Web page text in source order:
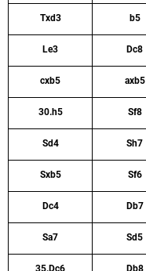
Txd3 b5
Le3 Dc8
cxb5 axb5
30.h5 Sf8
Sd4 Sh7
Sxb5 Sf6
Dc4 Db7
Sa7 Sd5
35.Dc6 Db8